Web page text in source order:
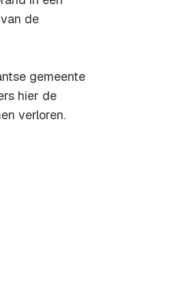
de
gemeente
hier de
verloren.